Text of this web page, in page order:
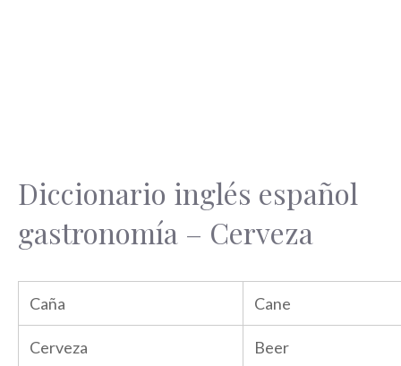
Diccionario inglés español
gastronomía – Cerveza
Caña Cane
Cerveza Beer